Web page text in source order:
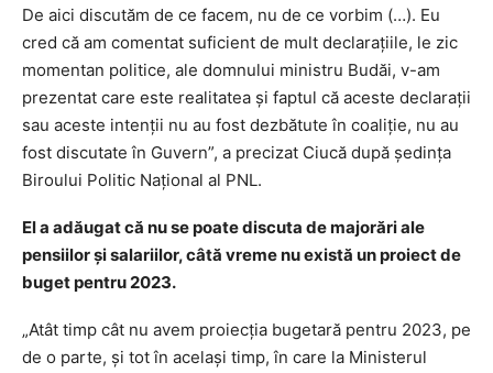
De aici discutăm de ce facem, nu de ce vorbim (…). Eu
cred că am comentat suficient de mult declaraţiile, le zic
momentan politice, ale domnului ministru Budăi, v-am
prezentat care este realitatea şi faptul că aceste declaraţii
sau aceste intenţii nu au fost dezbătute în coaliţie, nu au
fost discutate în Guvern”, a precizat Ciucă după şedinţa
Biroului Politic Naţional al PNL.
El a adăugat că nu se poate discuta de majorări ale
pensiilor şi salariilor, câtă vreme nu există un proiect de
buget pentru 2023.
„Atât timp cât nu avem proiecţia bugetară pentru 2023, pe
de o parte, şi tot în acelaşi timp, în care la Ministerul